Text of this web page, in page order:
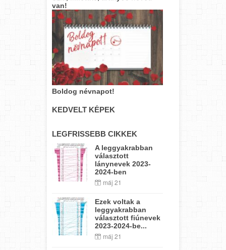
van!
Boldog névnapot!
KEDVELT KÉPEK
LEGFRISSEBB CIKKEK
A leggyakrabban
választott
lánynevek 2023-
2024-ben
máj 21
Ezek voltak a
leggyakrabban
választott fiúnevek
2023-2024-be...
máj 21